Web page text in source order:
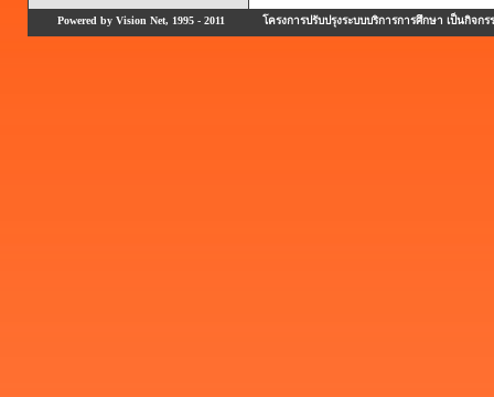
Powered by Vision Net, 1995 - 2011 โครงการปรับปรุงระบบบริการการศึกษา เป็นกิ